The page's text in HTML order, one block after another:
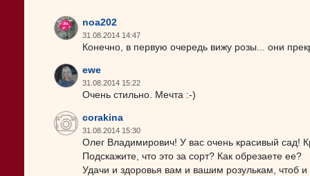
noa202
31.08.2014 14:47
Конечно, в первую очередь вижу розы... они
ewe
31.08.2014 15:22
Очень стильно. Мечта :-)
corakina
31.08.2014 15:30
Олег Владимирович! У вас очень красивый сад!
Подскажите, что это за сорт? Как обрезаете ее?
Удачи и здоровья вам и вашим розулькам, чтоб